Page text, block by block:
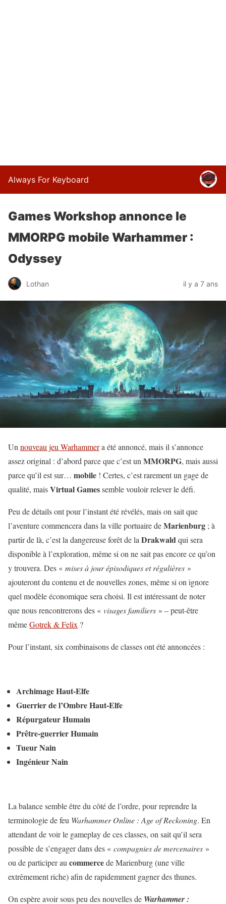
Always For Keyboard
Games Workshop annonce le
MMORPG mobile Warhammer :
Odyssey
Lothan il y a 7 ans
Un nouveau jeu Warhammera été annoncé, mais il s’annonce
assez original : d’abord parce que c’est un MMORPG, mais aussi
parce qu’il est sur… mobile ! Certes, c’est rarement un gage de
qualité, maisVirtual Gamessemble vouloir relever le défi.
Peu de détails ont pour l’instant été révélés, mais on sait que
l’aventure commencera dans la ville portuaire deMarienburg ; à
partir de là, c’est la dangereuse forêt de la Drakwaldqui sera
disponible à l’exploration, même si on ne sait pas encore ce qu’on
y trouvera. Des « mises à jour épisodiques et régulières »
ajouteront du contenu et de nouvelles zones, même si on ignore
quel modèle économique sera choisi. Il est intéressant de noter
que nous rencontrerons des « visages familiers » – peut-être
mêmeGotrek & Felix ?
Pour l’instant, six combinaisons de classes ont été annoncées :
Archimage Haut-Elfe
Guerrier de l’Ombre Haut-Elfe
Répurgateur Humain
Prêtre-guerrier Humain
Tueur Nain
Ingénieur Nain
La balance semble être du côté de l’ordre, pour reprendre la
terminologie de feu Warhammer Online : Age of Reckoning. En
attendant de voir le gameplay de ces classes, on sait qu’il sera
possible de s’engager dans des « compagnies de mercenaires »
ou de participer au commercede Marienburg (une ville
extrêmement riche) afin de rapidemment gagner des thunes.
On espère avoir sous peu des nouvelles de Warhammer :